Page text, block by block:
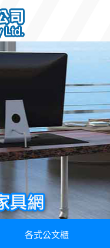
各式公文櫃